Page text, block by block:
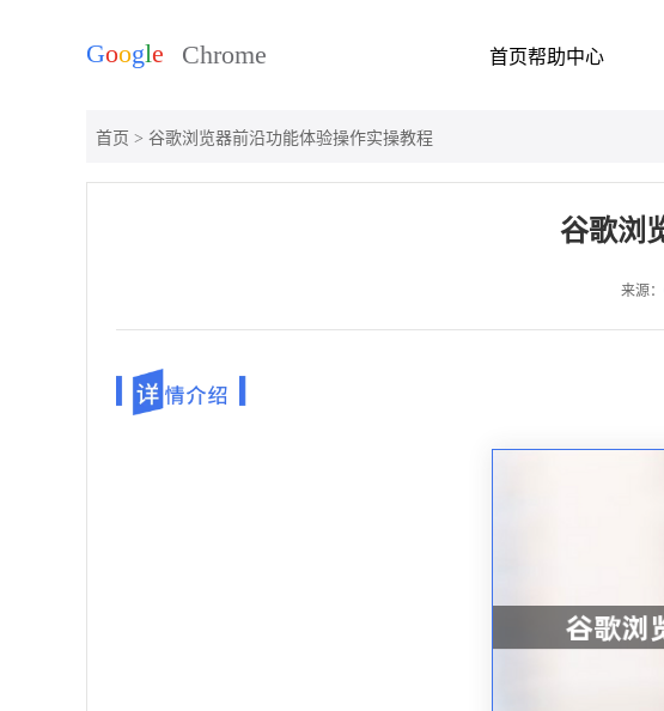
首页帮助中心
首页 > 谷歌浏览器前沿功能体验操作实操教程
谷歌浏
来源：